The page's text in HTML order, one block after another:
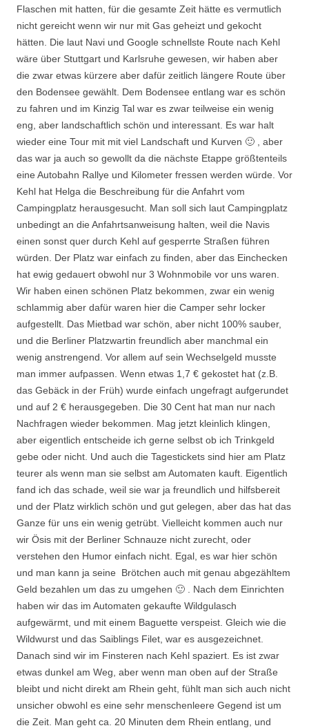
Flaschen mit hatten, für die gesamte Zeit hätte es vermutlich
nicht gereicht wenn wir nur mit Gas geheizt und gekocht
hätten. Die laut Navi und Google schnellste Route nach Kehl
wäre über Stuttgart und Karlsruhe gewesen, wir haben aber
die zwar etwas kürzere aber dafür zeitlich längere Route über
den Bodensee gewählt. Dem Bodensee entlang war es schön
zu fahren und im Kinzig Tal war es zwar teilweise ein wenig
eng, aber landschaftlich schön und interessant. Es war halt
wieder eine Tour mit mit viel Landschaft und Kurven 🙂 , aber
das war ja auch so gewollt da die nächste Etappe größtenteils
eine Autobahn Rallye und Kilometer fressen werden würde. Vor
Kehl hat Helga die Beschreibung für die Anfahrt vom
Campingplatz herausgesucht. Man soll sich laut Campingplatz
unbedingt an die Anfahrtsanweisung halten, weil die Navis
einen sonst quer durch Kehl auf gesperrte Straßen führen
würden. Der Platz war einfach zu finden, aber das Einchecken
hat ewig gedauert obwohl nur 3 Wohnmobile vor uns waren.
Wir haben einen schönen Platz bekommen, zwar ein wenig
schlammig aber dafür waren hier die Camper sehr locker
aufgestellt. Das Mietbad war schön, aber nicht 100% sauber,
und die Berliner Platzwartin freundlich aber manchmal ein
wenig anstrengend. Vor allem auf sein Wechselgeld musste
man immer aufpassen. Wenn etwas 1,7 € gekostet hat (z.B.
das Gebäck in der Früh) wurde einfach ungefragt aufgerundet
und auf 2 € herausgegeben. Die 30 Cent hat man nur nach
Nachfragen wieder bekommen. Mag jetzt kleinlich klingen,
aber eigentlich entscheide ich gerne selbst ob ich Trinkgeld
gebe oder nicht. Und auch die Tagestickets sind hier am Platz
teurer als wenn man sie selbst am Automaten kauft. Eigentlich
fand ich das schade, weil sie war ja freundlich und hilfsbereit
und der Platz wirklich schön und gut gelegen, aber das hat das
Ganze für uns ein wenig getrübt. Vielleicht kommen auch nur
wir Ösis mit der Berliner Schnauze nicht zurecht, oder
verstehen den Humor einfach nicht. Egal, es war hier schön
und man kann ja seine Brötchen auch mit genau abgezähltem
Geld bezahlen um das zu umgehen 🙂 . Nach dem Einrichten
haben wir das im Automaten gekaufte Wildgulasch
aufgewärmt, und mit einem Baguette verspeist. Gleich wie die
Wildwurst und das Saiblings Filet, war es ausgezeichnet.
Danach sind wir im Finsteren nach Kehl spaziert. Es ist zwar
etwas dunkel am Weg, aber wenn man oben auf der Straße
bleibt und nicht direkt am Rhein geht, fühlt man sich auch nicht
unsicher obwohl es eine sehr menschenleere Gegend ist um
die Zeit. Man geht ca. 20 Minuten dem Rhein entlang, und